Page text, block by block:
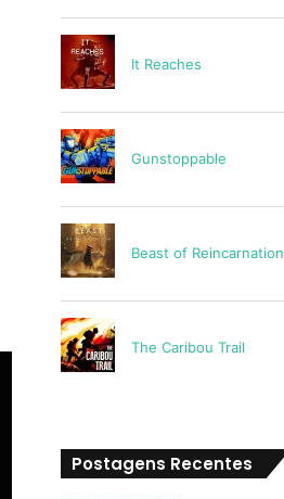
It Reaches
Gunstoppable
Beast of Reincarnation
The Caribou Trail
Postagens Recentes